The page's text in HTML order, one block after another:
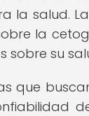
la salud.
la
sobre su
que